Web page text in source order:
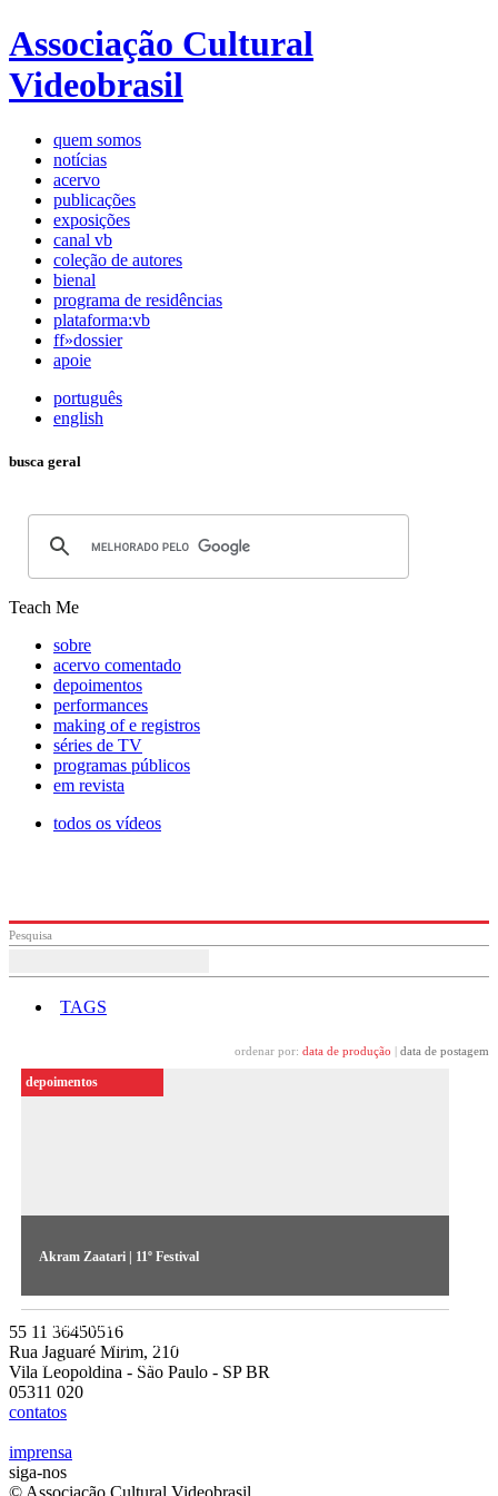
Associação Cultural
Videobrasil
quem somos
notícias
acervo
publicações
exposições
canal vb
coleção de autores
bienal
programa de residências
plataforma:vb
ff»dossier
apoie
português
english
busca geral
Teach Me
sobre
acervo comentado
depoimentos
performances
making of e registros
séries de TV
programas públicos
em revista
todos os vídeos
Pesquisa
TAGS
ordenar por: data de produção data de postagem
Akram Zaatari | 11º Festival
Entrevista com o libanês, artista selecionado para a mostra
competitiva de 1996. Zaatari explica o uso de imagens em
diferentes contextos em seu trabalho e expõe as condições da
produção no Líbano
depoimentos
55 11 36450516
Rua Jaguaré Mirim, 210
Vila Leopoldina - São Paulo - SP BR
05311 020
contatos
imprensa
siga-nos